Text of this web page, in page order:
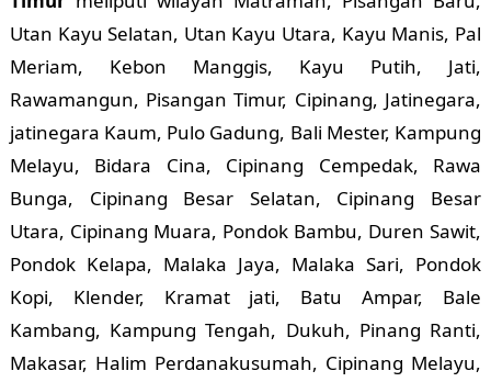
Utan Kayu Selatan, Utan Kayu Utara, Kayu Manis, Pal
Meriam, Kebon Manggis, Kayu Putih, Jati,
Rawamangun, Pisangan Timur, Cipinang, Jatinegara,
jatinegara Kaum, Pulo Gadung, Bali Mester, Kampung
Melayu, Bidara Cina, Cipinang Cempedak, Rawa
Bunga, Cipinang Besar Selatan, Cipinang Besar
Utara, Cipinang Muara, Pondok Bambu, Duren Sawit,
Pondok Kelapa, Malaka Jaya, Malaka Sari, Pondok
Kopi, Klender, Kramat jati, Batu Ampar, Bale
Kambang, Kampung Tengah, Dukuh, Pinang Ranti,
Makasar, Halim Perdanakusumah, Cipinang Melayu,